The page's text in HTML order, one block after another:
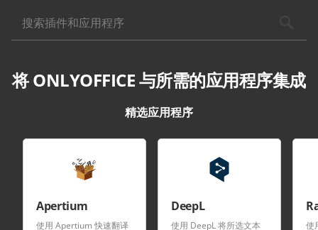
搜索插件和应用程序
将 ONLYOFFICE 与所需的应用程序集成
精选应用程序
Apertium
使用 Apertium 快速翻译
DeepL
使用 DeepL 将所选文本
使